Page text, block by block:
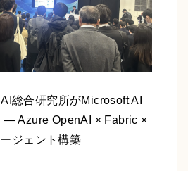
総合研究所がMicrosoft AI
― Azure OpenAI × Fabric ×
ジェント構築